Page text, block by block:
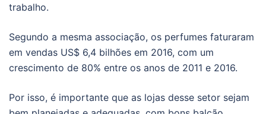
trabalho.
Segundo a mesma associação, os perfumes faturaram
em vendas US$ 6,4 bilhões em 2016, com um
crescimento de 80% entre os anos de 2011 e 2016.
Por isso, é importante que as lojas desse setor sejam